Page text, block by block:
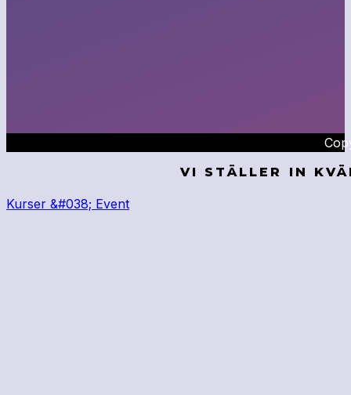
VI STÄLLER IN
Kurser &#038; Event